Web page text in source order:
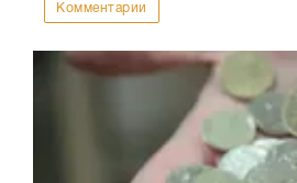
Комментарии